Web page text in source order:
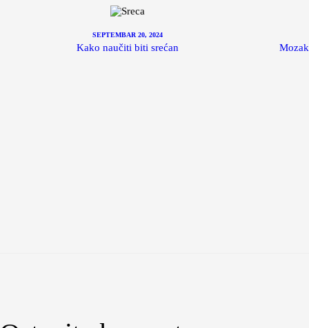
SEPTEMBAR 20, 2024
Kako naučiti biti srećan